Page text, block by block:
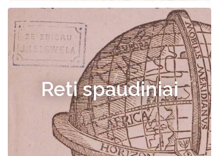
Reti spaudiniai